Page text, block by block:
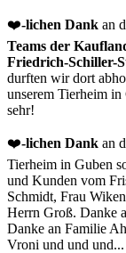
❤️-lichen Dank an
Teams der
Friedrich-Schiller-
durften wir dort
unserem Tierheim
sehr!
❤️-lichen Dank an
Tierheim in Guben
und Kunden vom
Schmidt, Frau
Herrn Groß. Danke
Danke an Familie
Vroni und und und...